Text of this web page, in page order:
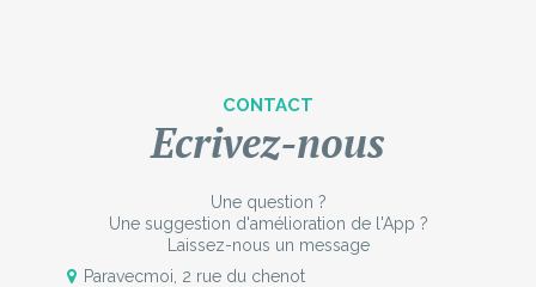
CONTACT
Ecrivez-nous
Une question ?
Une suggestion d'amélioration de l'App ?
Laissez-nous un message
Paravecmoi, 2 rue du chenot